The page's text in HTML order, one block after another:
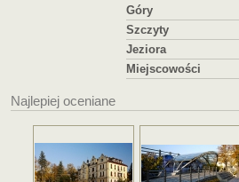
Góry
Szczyty
Jeziora
Miejscowości
Najlepiej oceniane